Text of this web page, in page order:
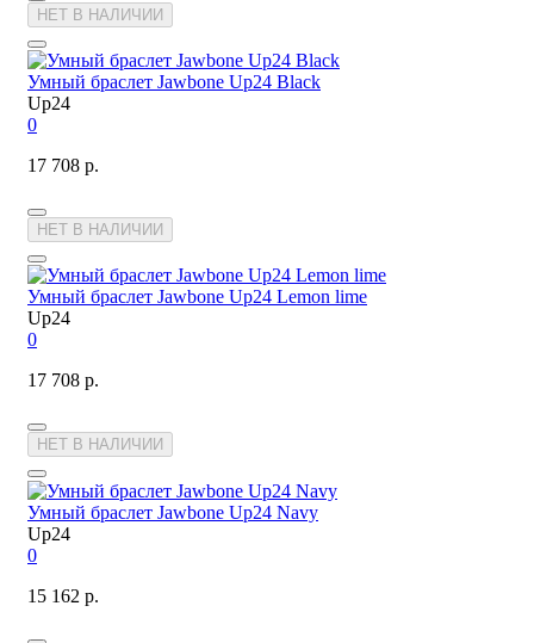
НЕТ В НАЛИЧИИ
Умный браслет Jawbone Up24 Black
Up24
0
17 708 р.
НЕТ В НАЛИЧИИ
Умный браслет Jawbone Up24 Lemon lime
Up24
0
17 708 р.
НЕТ В НАЛИЧИИ
Умный браслет Jawbone Up24 Navy
Up24
0
15 162 р.